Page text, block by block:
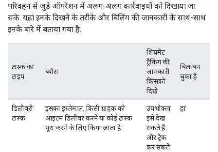
परिवहन से जुड़े ऑपरेशन में अलग-अलग कार्रवाइयों को दिखाया जा
सके. यहां इनके दिखने के तरीके और बिलिंग की जानकारी के साथ-साथ
इनके बारे में बताया गया है.
टास्क का
टाइप
ब्यौरा
शिपमेंट
ट्रैकिंग की
जानकारी
किसको
दिखे
बिल बन
चुका है
डिलीवरी
टास्क
इसका इस्तेमाल, किसी ग्राहक को
आइटम डिलीवर करने या कोई टास्क
पूरा करने के लिए किया जाता है.
उपभोक्ता
इसे देख
सकते हैं
और ट्रैक
कर सकते
हां